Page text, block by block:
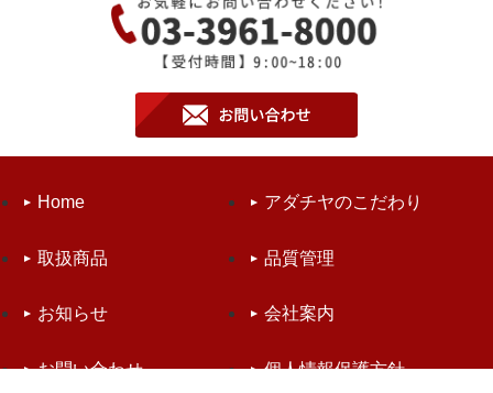
Home アダチヤのこだわり
取扱商品 品質管理
お知らせ 会社案内
お問い合わせ 個人情報保護方針